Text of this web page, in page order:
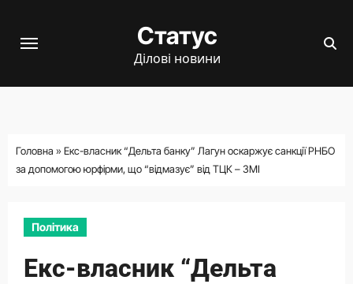
Статус
Ділові новини
Головна » Екс-власник “Дельта банку” Лагун оскаржує санкції РНБО
за допомогою юрфірми, що “відмазує” від ТЦК – ЗМІ
Політика
Екс-власник “Дельта